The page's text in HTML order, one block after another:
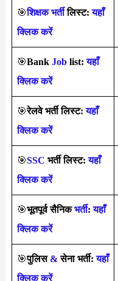
🎯शिक्षक भर्तीलिस्ट: यहाँ
क्लिक करें
🎯Bank Joblist: यहाँ
क्लिक करें
🎯रेलवे भर्ती लिस्ट: यहाँ
क्लिक करें
🎯SSC भर्ती लिस्ट: यहाँ
क्लिक करें
🎯भूतपूर्व सैनिकभर्ती: यहाँ
क्लिक करें
🎯पुलिस & सेना भर्ती: यहाँ
क्लिक करें